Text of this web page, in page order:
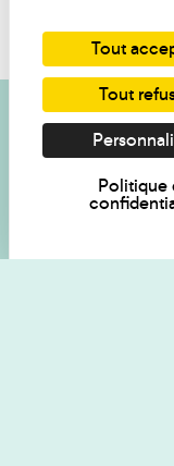
Je
Tout
Tout
Politique